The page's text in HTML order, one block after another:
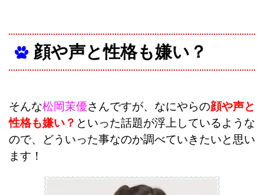
顔や声と性格も嫌い？
そんな松岡茉優さんですが、なにやらの顔や声と
性格も嫌い？ といった話題が浮上しているような
ので、どういった事なのか調べていきたいと思い
ます！